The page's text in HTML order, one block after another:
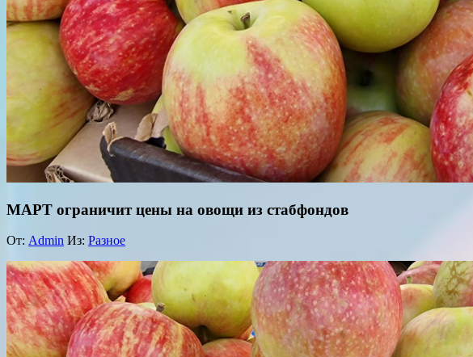
МАРТ ограничит цены на овощи из стабфондов
От: Admin Из: Разное